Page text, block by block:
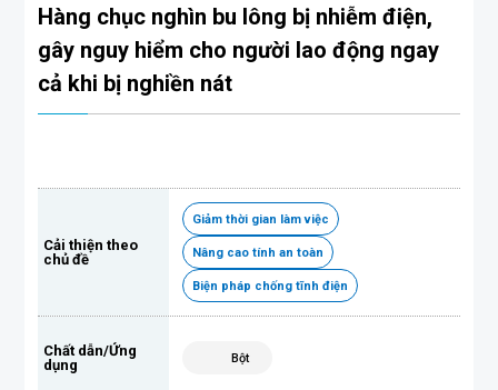
Hàng chục nghìn bu lông bị nhiễm điện,
gây nguy hiểm cho người lao động ngay
cả khi bị nghiền nát
Cải thiện theo
chủ đề
Giảm thời gian làm việc
Nâng cao tính an toàn
Biện pháp chống tĩnh điện
Chất dẫn/Ứng
dụng
Bột